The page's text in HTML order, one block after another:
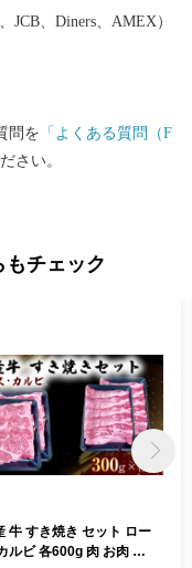
JCB、Diners、AMEX）
問を 「よくある質問（F
さい。
チェック
牛 すき焼き セット ロー
ルビ 各600g 肉 お肉 牛